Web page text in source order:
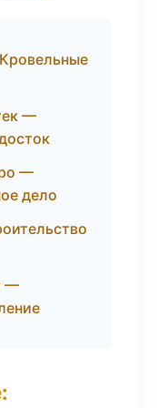
—
—
дело
—